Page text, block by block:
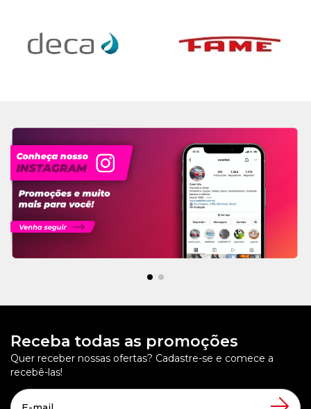
Receba todas as promoções
Quer receber nossas ofertas? Cadastre-se e comece a
recebê-las!